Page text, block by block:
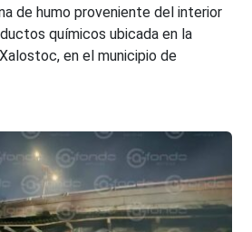
de humo proveniente del interior
químicos ubicada en la
en el municipio de